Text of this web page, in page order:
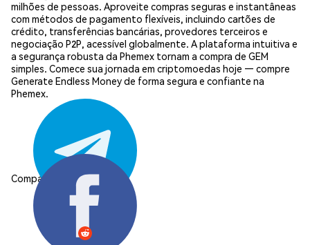
milhões de pessoas. Aproveite compras seguras e instantâneas
com métodos de pagamento flexíveis, incluindo cartões de
crédito, transferências bancárias, provedores terceiros e
negociação P2P, acessível globalmente. A plataforma intuitiva e
a segurança robusta da Phemex tornam a compra de GEM
simples. Comece sua jornada em criptomoedas hoje — compre
Generate Endless Money de forma segura e confiante na
Phemex.
Compartilhar: